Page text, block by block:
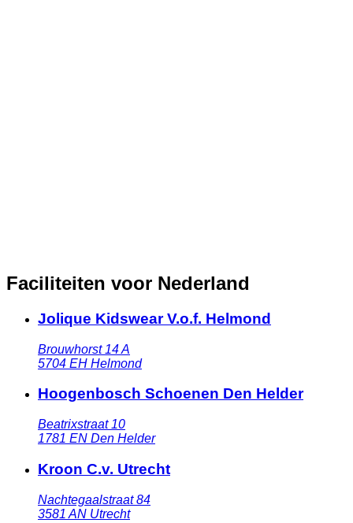
Faciliteiten voor Nederland
Jolique Kidswear V.o.f. Helmond
Brouwhorst 14 A
5704 EH Helmond
Hoogenbosch Schoenen Den Helder
Beatrixstraat 10
1781 EN Den Helder
Kroon C.v. Utrecht
Nachtegaalstraat 84
3581 AN Utrecht